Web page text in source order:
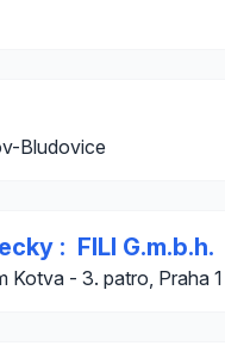
Bludovice
: FILI G.m.b.h.
Kotva - 3. patro, Praha 1